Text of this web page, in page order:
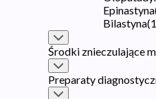
Epinastyna
Bilastyna(1
Środki znieczulające
Preparaty